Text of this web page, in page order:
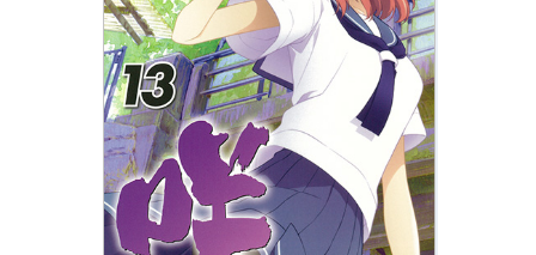
会社情報 採用情報
スクウェア・エニックス サイト内検索